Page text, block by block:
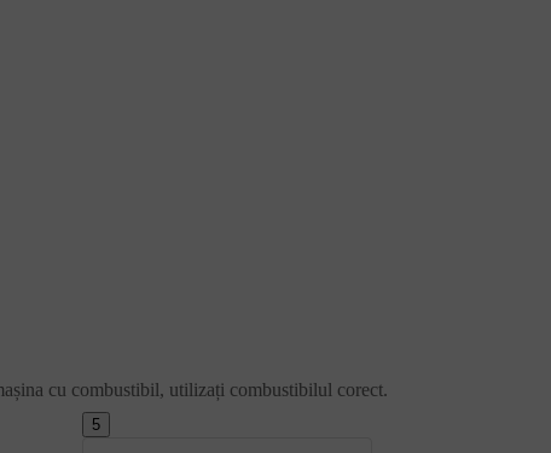
cu combustibil, utilizați combustibilul corect.
5